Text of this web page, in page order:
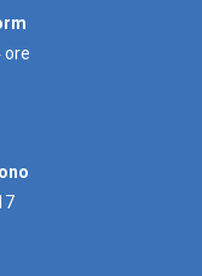
ore